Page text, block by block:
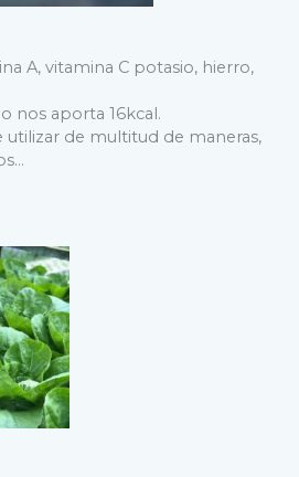
A, vitamina C potasio, hierro,
nos aporta 16kcal.
utilizar de multitud de maneras,